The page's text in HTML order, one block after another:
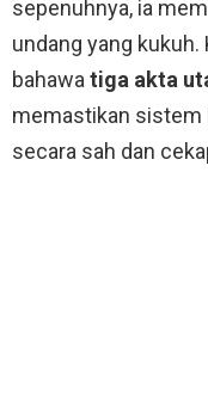
sepenuhnya, ia
undang yang
bahawa tiga akta
memastikan sistem
secara sah dan